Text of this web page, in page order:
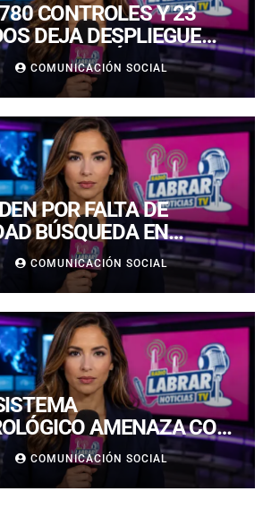
CONTROLES Y 23
DEJA DESPLIEGUE
EN COPIAPÓ Y CALDERA
COMUNICACIÓN SOCIAL
POR FALTA DE
BÚSQUEDA EN
OPERATIVO SE
ESTE DOMINGO
COMUNICACIÓN SOCIAL
AMENAZA CON
NIEVE Y TORMENTAS
EN ATACAMA
COMUNICACIÓN SOCIAL